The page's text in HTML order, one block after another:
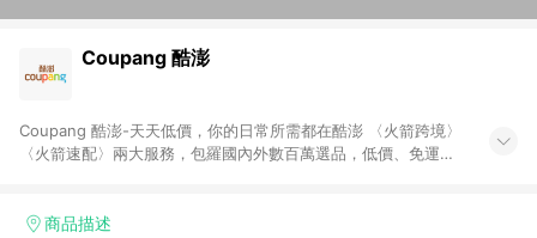
Coupang 酷澎
Coupang 酷澎-天天低價，你的日常所需都在酷澎 〈火箭跨境〉
〈火箭速配〉兩大服務，包羅國內外數百萬選品，低價、免運，
加入WOW會員告別湊免運，火箭速配、火箭跨境優質選品不限金
商品描述